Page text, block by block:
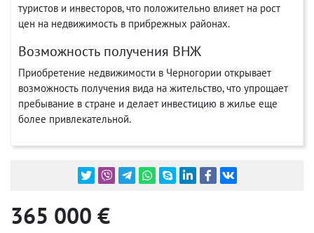
туристов и инвесторов, что положительно влияет на рост
цен на недвижимость в прибрежных районах.
Возможность получения ВНЖ
Приобретение недвижимости в Черногории открывает
возможность получения вида на жительство, что упрощает
пребывание в стране и делает инвестицию в жилье еще
более привлекательной.
365 000 €